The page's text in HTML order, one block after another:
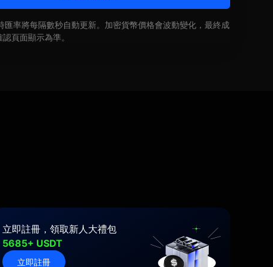
匯率將每隔數秒自動更新。加密貨幣價格會波動變化，最終成
頁面顯示為準。
立即註冊，領取新人大禮包
5685+ USDT
立即註冊